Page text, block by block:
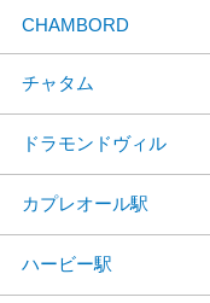
CHAMBORD
チャタム
ドラモンドヴィル
カプレオール駅
ハービー駅